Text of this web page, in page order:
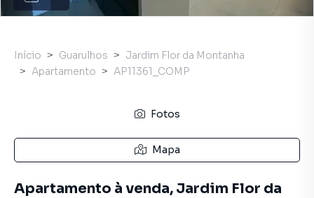
Início Guarulhos
Jardim Flor da Montanha
Apartamento
AP11361_COMP
Fotos
Mapa
Apartamento à venda, Jardim Flor da